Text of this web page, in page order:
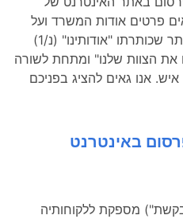
פרטים אודות המשרד ועל
אודות המערער עצמו. בדף האתר שכותרתו "אודותינו" (נ/1)
את הצוות שלנו" ומתחת לשורה
זו נאמר "המשרד מונה כיום 17 איש. אנו גאים להציג בפניכם
באינטרנט
"המבקשת") מספקת ללקוחותיה